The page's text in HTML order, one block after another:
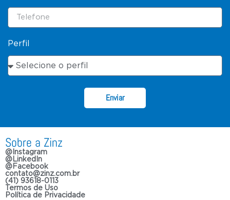
Perfil
Enviar
Sobre a Zinz
@Instagram
@LinkedIn
@Facebook
contato@zinz.com.br
(41) 93618-0113
Termos de Uso
Política de Privacidade